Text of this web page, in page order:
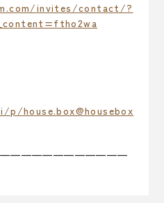
invites/contact/?
house.box@housebox